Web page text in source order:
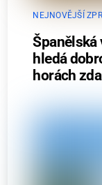
NEJNOVĚJŠÍ
Španělská
hledá
horách